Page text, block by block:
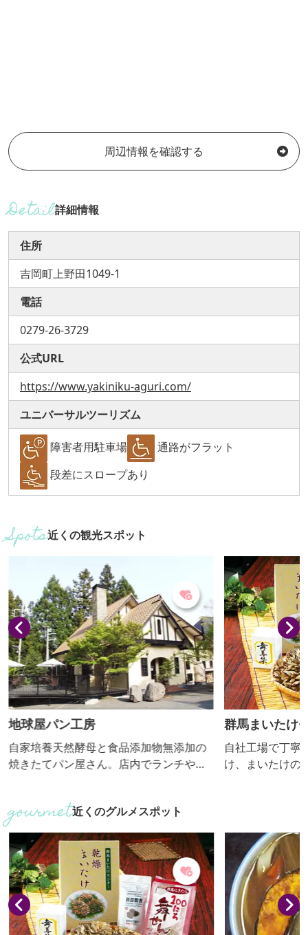
周辺情報を確認する
詳細情報
住所
吉岡町上野田1049-1
電話
0279-26-3729
公式URL
https://www.yakiniku-aguri.com/
ユニバーサルツーリズム
障害者用駐車場
通路がフラット
段差にスロープあり
近くの観光スポット
地球屋パン工房
自家培養天然酵母と食品添加物無添加の
焼きたてパン屋さん。店内でランチや焼
群馬まいたけ
自社工場で丁寧
け、まいたけの
場と子ども用ト
どがあります
気軽にお立ち寄
近くのグルメスポット